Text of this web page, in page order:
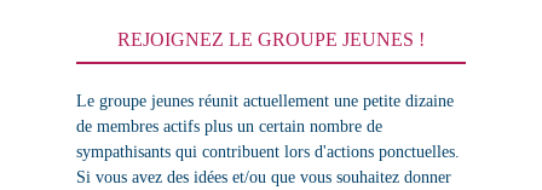
REJOIGNEZ LE GROUPE JEUNES !
Le groupe jeunes réunit actuellement une petite dizaine
de membres actifs plus un certain nombre de
sympathisants qui contribuent lors d'actions ponctuelles.
Si vous avez des idées et/ou que vous souhaitez donner